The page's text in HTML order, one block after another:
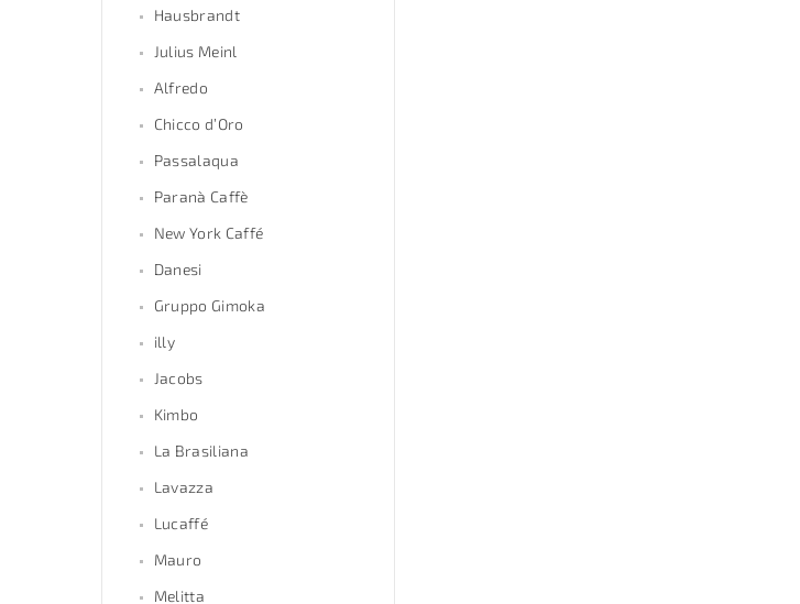
Hausbrandt
Julius Meinl
Alfredo
Chicco d’Oro
Passalaqua
Paranà Caffè
New York Caffé
Danesi
Gruppo Gimoka
illy
Jacobs
Kimbo
La Brasiliana
Lavazza
Lucaffé
Mauro
Melitta